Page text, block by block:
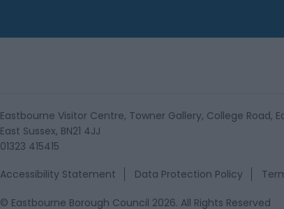
Eastbourne Visitor Centre, Towner Gallery, College Road,
East Sussex, BN21 4JJ
01323 415415
Accessibility Statement Data Protection Policy
© Eastbourne Borough Council 2026. All Rights Reserved